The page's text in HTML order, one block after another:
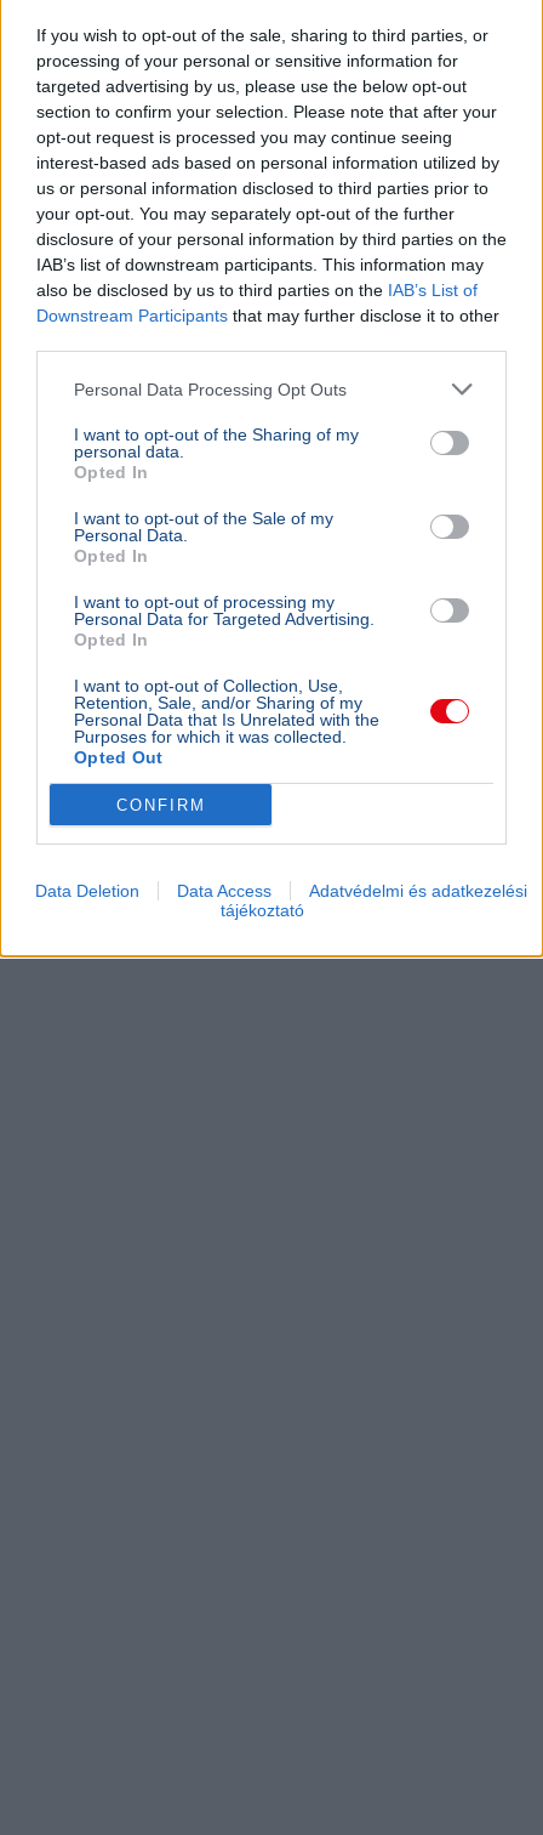
If you wish to opt-out of the sale, sharing to third parties, or
processing of your personal or sensitive information for
targeted advertising by us, please use the below opt-out
section to confirm your selection. Please note that after your
opt-out request is processed you may continue seeing
interest-based ads based on personal information utilized by
us or personal information disclosed to third parties prior to
your opt-out. You may separately opt-out of the further
disclosure of your personal information by third parties on the
IAB’s list of downstream participants. This information may
also be disclosed by us to third parties on the IAB’s List of
Downstream Participants that may further disclose it to other
Personal Data Processing Opt Outs
I want to opt-out of the Sharing of my
personal data.
Opted In
I want to opt-out of the Sale of my
Personal Data.
Opted In
I want to opt-out of processing my
Personal Data for Targeted Advertising.
Opted In
I want to opt-out of Collection, Use,
Retention, Sale, and/or Sharing of my
Personal Data that Is Unrelated with the
Purposes for which it was collected.
Opted Out
CONFIRM
Data Deletion Data Access
Adatvédelmi és adatkezelési
tájékoztató